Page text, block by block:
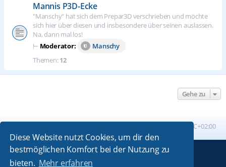
Diese Website nutzt Cookies, um dir den
bestmöglichen Komfort bei der Nutzung zu
bieten. Mehr erfahren
Mannis P3D-Ecke
"Manschy" hat sich dem Prepar3D verschrieben und möchte
sich hier über diesen und insbesondere über seinen auslassen.
Na, dann mal los!
⊢ Moderator:
Manschy
Themen:12
Gehe zu
UTC+02:00
Powered byphpBB